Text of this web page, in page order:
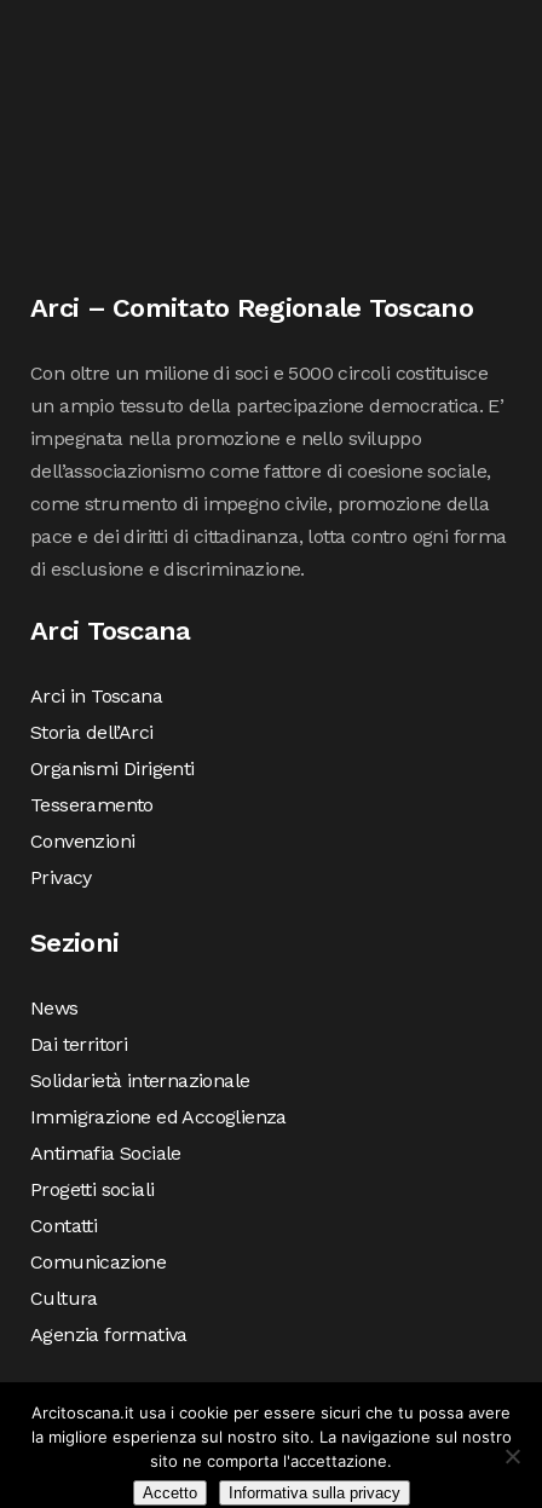
Arci – Comitato Regionale Toscano
Con oltre un milione di soci e 5000 circoli costituisce
un ampio tessuto della partecipazione democratica. E’
impegnata nella promozione e nello sviluppo
dell’associazionismo come fattore di coesione sociale,
come strumento di impegno civile, promozione della
pace e dei diritti di cittadinanza, lotta contro ogni forma
di esclusione e discriminazione.
Arci Toscana
Arci in Toscana
Storia dell’Arci
Organismi Dirigenti
Tesseramento
Convenzioni
Privacy
Sezioni
News
Dai territori
Solidarietà internazionale
Immigrazione ed Accoglienza
Antimafia Sociale
Progetti sociali
Contatti
Comunicazione
Cultura
Agenzia formativa
© COPYRIGHT 2019 ARCI TOSCANA – SVILUPPATO DA
Arcitoscana.it usa i cookie per essere sicuri che tu possa avere
la migliore esperienza sul nostro sito. La navigazione sul nostro
sito ne comporta l'accettazione.
Accetto Informativa sulla privacy